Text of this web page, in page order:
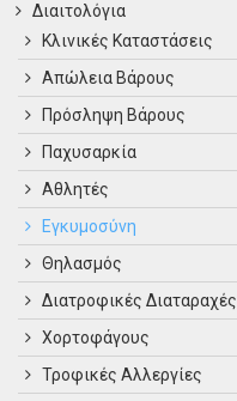
Διαιτολόγια
Κλινικές Καταστάσεις
Απώλεια Βάρους
Πρόσληψη Βάρους
Παχυσαρκία
Αθλητές
Εγκυμοσύνη
Θηλασμός
Διατροφικές Διαταραχές
Χορτοφάγους
Τροφικές Αλλεργίες